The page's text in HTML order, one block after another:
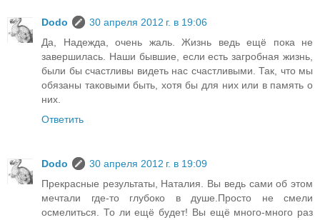
Dodo
30 апреля 2012 г. в 19:06
Да, Надежда, очень жаль. Жизнь ведь ещё пока не
завершилась. Наши бывшие, если есть загробная жизнь,
были бы счастливы видеть нас счастливыми. Так, что мы
обязаны таковыми быть, хотя бы для них или в память о
них.
Ответить
Dodo
30 апреля 2012 г. в 19:09
Прекрасные результаты, Наталия. Вы ведь сами об этом
мечтали где-то глубоко в душе.Просто не смели
осмелиться. То ли ещё будет! Вы ещё много-много раз